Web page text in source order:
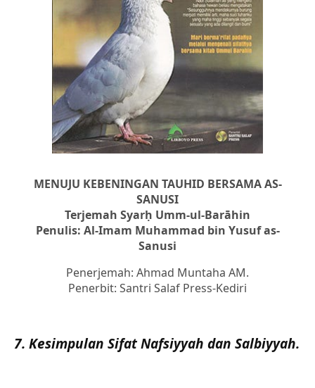
MENUJU KEBENINGAN TAUHID BERSAMA AS-
SANUSI
Terjemah Syarḥ Umm-ul-Barāhin
Penulis: Al-Imam Muhammad bin Yusuf as-
Sanusi
Penerjemah: Ahmad Muntaha AM.
Penerbit: Santri Salaf Press-Kediri
7. Kesimpulan Sifat Nafsiyyah dan Salbiyyah.